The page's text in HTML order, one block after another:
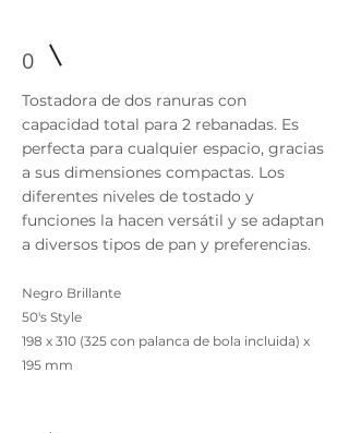
0
Tostadora de dos ranuras con
capacidad total para 2 rebanadas. Es
perfecta para cualquier espacio, gracias
a sus dimensiones compactas. Los
diferentes niveles de tostado y
funciones la hacen versátil y se adaptan
a diversos tipos de pan y preferencias.
Negro Brillante
50's Style
198 x 310 (325 con palanca de bola incluida) x
195 mm